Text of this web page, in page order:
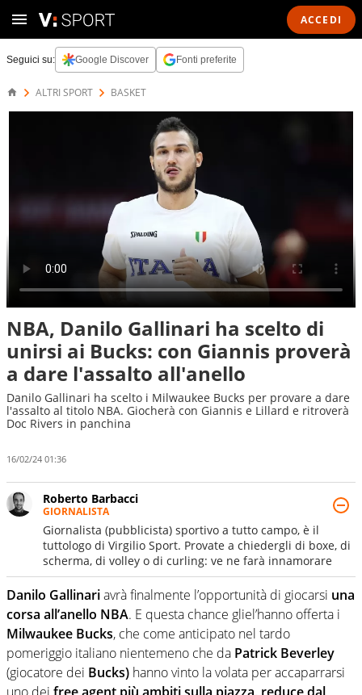
ACCEDI
Seguici su: Google Discover Fonti preferite
ALTRI SPORT BASKET
NBA, Danilo Gallinari ha scelto di
unirsi ai Bucks: con Giannis proverà
a dare l'assalto all'anello
Danilo Gallinari ha scelto i Milwaukee Bucks per provare a dare
l'assalto al titolo NBA. Giocherà con Giannis e Lillard e ritroverà
Doc Rivers in panchina
16/02/24 01:36
Roberto Barbacci
GIORNALISTA
Giornalista (pubblicista) sportivo a tutto campo, è il
tuttologo di Virgilio Sport. Provate a chiedergli di boxe, di
scherma, di volley o di curling: ve ne farà innamorare
Danilo Gallinariavrà finalmente l’opportunità di giocarsi una
corsa all’anello NBA. E questa chance gliel’hanno offerta i
Milwaukee Bucks, che come anticipato nel tardo
pomeriggio italiano nientemeno che da Patrick Beverley
(giocatore dei Bucks) hanno vinto la volata per accaparrarsi